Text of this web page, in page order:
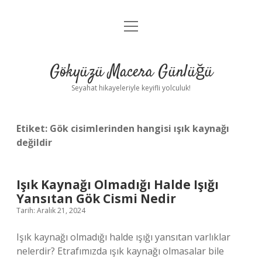
Anasayfa
Yasal Uyarı
menüyü
Gökyüzü Macera Günlüğü
Seyahat hikayeleriyle keyifli yolculuk!
Etiket: Gök cisimlerinden hangisi ışık kaynağı
değildir
Işık Kaynağı Olmadığı Halde Işığı
Yansıtan Gök Cismi Nedir
Tarih: Aralık 21, 2024
Işık kaynağı olmadığı halde ışığı yansıtan varlıklar
nelerdir? Etrafımızda ışık kaynağı olmasalar bile